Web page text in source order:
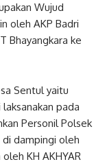
Wujud
oleh AKP Badri
Bhayangkara ke
Sentul yaitu
pada
Personil Polsek
di dampingi oleh
KH AKHYAR